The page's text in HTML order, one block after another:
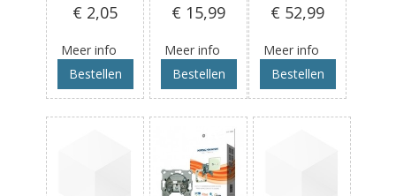
€ 2,05
Meer info
Bestellen
€ 15,99
Meer info
Bestellen
€ 52,99
Meer info
Bestellen